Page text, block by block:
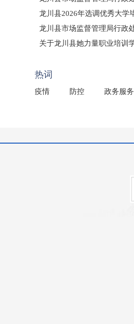
龙川县2026年选调优秀大学
龙川县市场监督管理局行政
（龙市监罚送告〔2026〕71
关于龙川县她力量职业培训
热词
疫情 防控 政务服务